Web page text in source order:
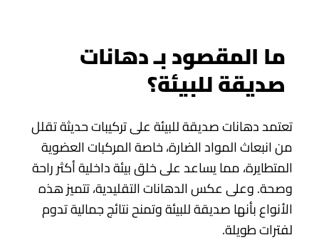
ما المقصود بـ دهانات
صديقة للبيئة؟
تعتمد دهانات صديقة للبيئة على تركيبات حديثة تقلل
من انبعاث المواد الضارة، خاصة المركبات العضوية
المتطايرة، مما يساعد على خلق بيئة داخلية أكثر راحة
وصحة. وعلى عكس الدهانات التقليدية، تتميز هذه
الأنواع بأنها صديقة للبيئة وتمنح نتائج جمالية تدوم
لفترات طويلة.